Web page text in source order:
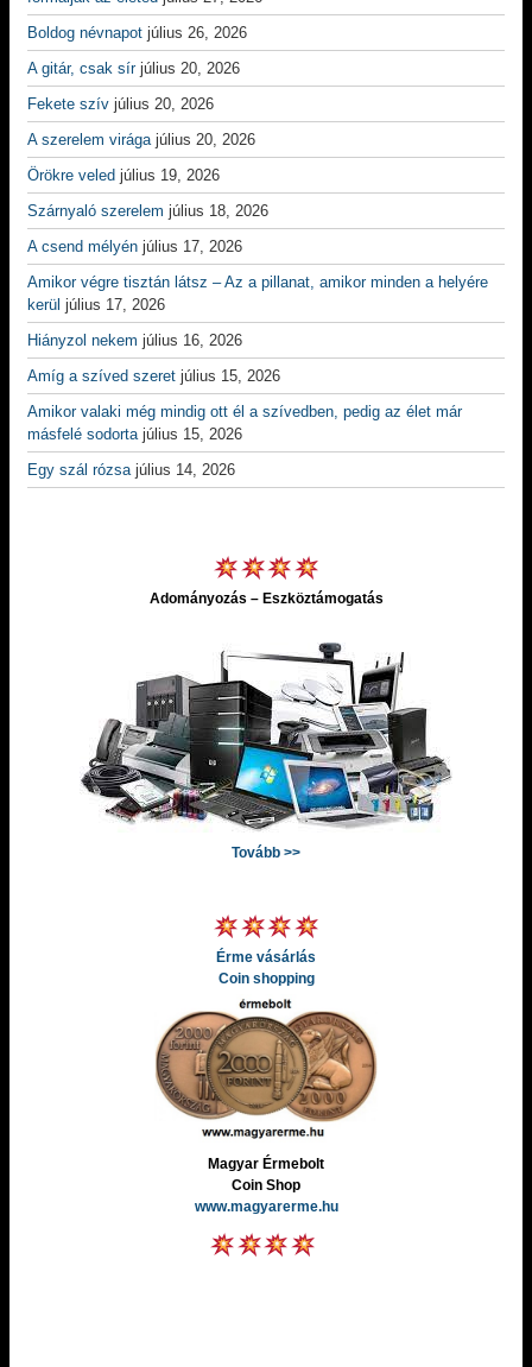
Boldog névnapot július 26, 2026
A gitár, csak sír július 20, 2026
Fekete szív július 20, 2026
A szerelem virága július 20, 2026
Örökre veled július 19, 2026
Szárnyaló szerelem július 18, 2026
A csend mélyén július 17, 2026
Amikor végre tisztán látsz – Az a pillanat, amikor minden a helyére
kerül július 17, 2026
Hiányzol nekem július 16, 2026
Amíg a szíved szeret július 15, 2026
Amikor valaki még mindig ott él a szívedben, pedig az élet már
másfelé sodorta július 15, 2026
Egy szál rózsa július 14, 2026
Adományozás – Eszköztámogatás
Tovább >>
Érme vásárlás
Coin shopping
Magyar Érmebolt
Coin Shop
www.magyarerme.hu